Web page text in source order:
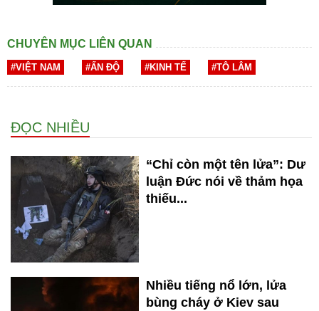
CHUYÊN MỤC LIÊN QUAN
#VIỆT NAM #ẤN ĐỘ #KINH TẾ #TÔ LÂM
ĐỌC NHIỀU
“Chỉ còn một tên lửa”: Dư
luận Đức nói về thảm họa
thiếu...
Nhiều tiếng nổ lớn, lửa
bùng cháy ở Kiev sau